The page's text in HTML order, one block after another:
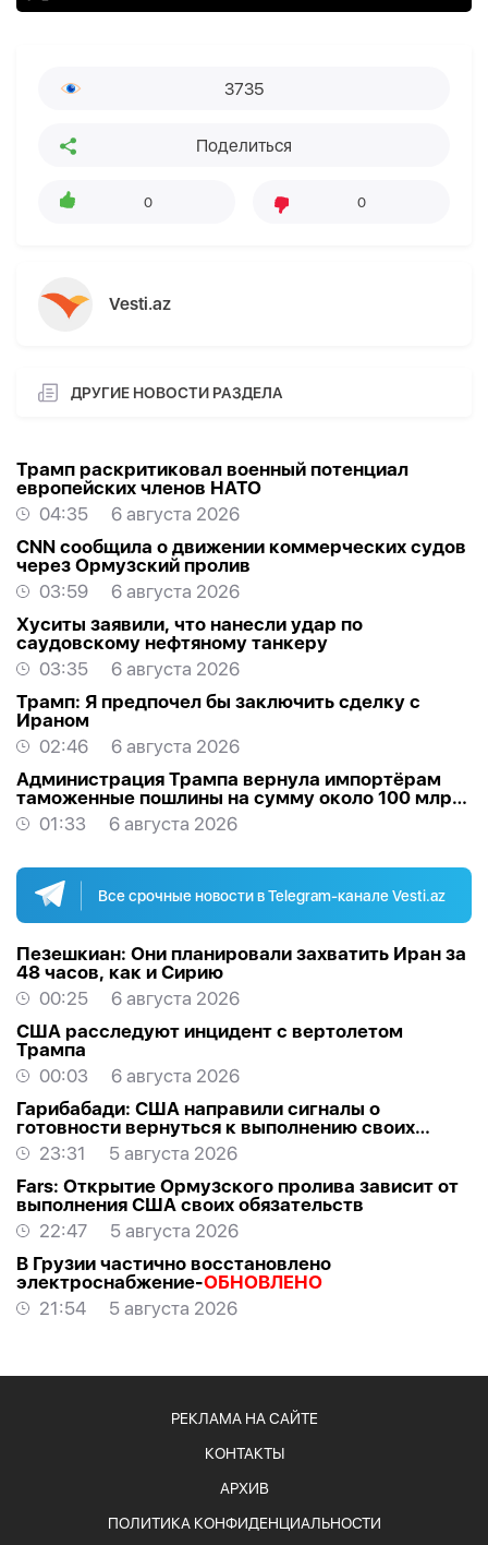
3735
Поделиться
0 0
Vesti.az
ДРУГИЕ НОВОСТИ РАЗДЕЛА
Трамп раскритиковал военный потенциал
европейских членов НАТО
04:35
6 августа 2026
CNN сообщила о движении коммерческих судов
через Ормузский пролив
03:59
6 августа 2026
Хуситы заявили, что нанесли удар по
саудовскому нефтяному танкеру
03:35
6 августа 2026
Трамп: Я предпочел бы заключить сделку с
Ираном
02:46
6 августа 2026
Администрация Трампа вернула импортёрам
таможенные пошлины на сумму около 100 млрд
долларов
01:33 6 августа 2026
Все срочные новости в Telegram-канале Vesti.az
Пезешкиан: Они планировали захватить Иран за
48 часов, как и Сирию
00:25
6 августа 2026
США расследуют инцидент с вертолетом
Трампа
00:03
6 августа 2026
Гарибабади: США направили сигналы о
готовности вернуться к выполнению своих
обязательств
23:31
5 августа 2026
Fars: Открытие Ормузского пролива зависит от
выполнения США своих обязательств
22:47
5 августа 2026
В Грузии частично восстановлено
электроснабжение-ОБНОВЛЕНО
21:54
5 августа 2026
РЕКЛАМА НА САЙТЕ
КОНТАКТЫ
АРХИВ
ПОЛИТИКА КОНФИДЕНЦИАЛЬНОСТИ